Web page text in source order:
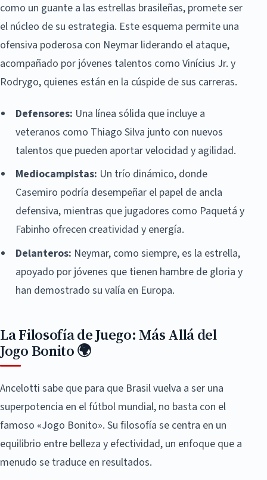
como un guante a las estrellas brasileñas, promete ser
el núcleo de su estrategia. Este esquema permite una
ofensiva poderosa con Neymar liderando el ataque,
acompañado por jóvenes talentos como Vinícius Jr. y
Rodrygo, quienes están en la cúspide de sus carreras.
Defensores: Una línea sólida que incluye a
veteranos como Thiago Silva junto con nuevos
talentos que pueden aportar velocidad y agilidad.
Mediocampistas: Un trío dinámico, donde
Casemiro podría desempeñar el papel de ancla
defensiva, mientras que jugadores como Paquetá y
Fabinho ofrecen creatividad y energía.
Delanteros: Neymar, como siempre, es la estrella,
apoyado por jóvenes que tienen hambre de gloria y
han demostrado su valía en Europa.
La Filosofía de Juego: Más Allá del
Jogo Bonito 🌍
Ancelotti sabe que para que Brasil vuelva a ser una
superpotencia en el fútbol mundial, no basta con el
famoso «Jogo Bonito». Su filosofía se centra en un
equilibrio entre belleza y efectividad, un enfoque que a
menudo se traduce en resultados.